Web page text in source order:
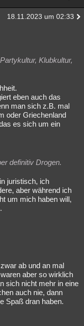
18.11.2023 um 02:33
Klubkultur,
eben auch das
man sich z.B. mal
oder Griechenland
es sich um ein
definitiv Drogen.
juristisch, ich
aber während ich
um mich haben will,
ab und an mal
aber so wirklich
sich nicht mehr in eine
auch nie, dann
Spaß dran haben.